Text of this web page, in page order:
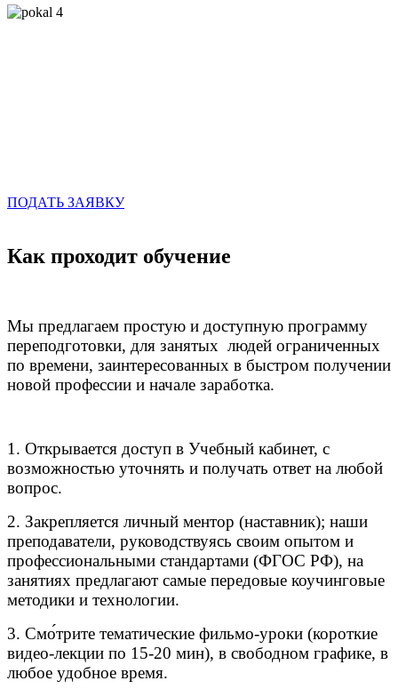
ПОДАТЬ ЗАЯВКУ
Как проходит обучение
Мы предлагаем простую и доступную программу
переподготовки, для занятых людей ограниченных
по времени, заинтересованных в быстром получении
новой профессии и начале заработка.
1. Открывается доступ в Учебный кабинет, с
возможностью уточнять и получать ответ на любой
вопрос.
2. Закрепляется личный ментор (наставник); наши
преподаватели, руководствуясь своим опытом и
профессиональными стандартами (ФГОС РФ), на
занятиях предлагают самые передовые коучинговые
методики и технологии.
3. Смо́трите тематические фильмо-уроки (короткие
видео-лекции по 15-20 мин), в свободном графике, в
любое удобное время.